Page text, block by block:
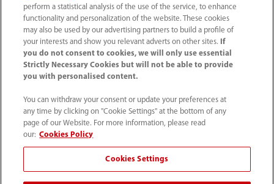
(82-2) 5688 040
intl-market@mindray.com
perform a statistical analysis of the use of the service, to enhance
functionality and personalization of the website. These cookies
may also be used by our advertising partners to build a profile of
your interests and show you relevant adverts on other sites.
If
you do not consent to cookies, we will only use essential
Strictly Necessary Cookies but will not be able to provide
you with personalised content.
You can withdraw your consent or update your preferences at
any time by clicking on "Cookie Settings" at the bottom of any
page of our Website. For more information, please read
our: Cookies Policy
Cookies Settings